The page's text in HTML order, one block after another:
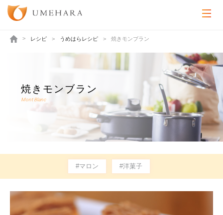
レシピ うめはらレシピ 焼きモンブラン
焼きモンブラン
Mont Blanc
#マロン #洋菓子